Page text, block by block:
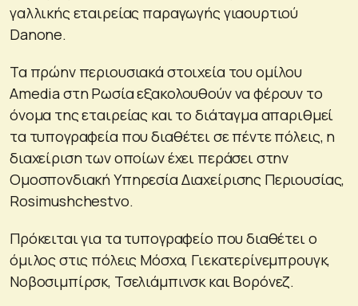
γαλλικής εταιρείας παραγωγής γιαουρτιού
Danone.
Τα πρώην περιουσιακά στοιχεία του ομίλου
Amedia στη Ρωσία εξακολουθούν να φέρουν το
όνομα της εταιρείας και το διάταγμα απαριθμεί
τα τυπογραφεία που διαθέτει σε πέντε πόλεις, η
διαχείριση των οποίων έχει περάσει στην
Ομοσπονδιακή Υπηρεσία Διαχείρισης Περιουσίας,
Rosimushchestvo.
Πρόκειται για τα τυπογραφείο που διαθέτει ο
όμιλος στις πόλεις Μόσχα, Γιεκατερίνεμπρουγκ,
Νοβοσιμπίρσκ, Τσελιάμπινσκ και Βορόνεζ.